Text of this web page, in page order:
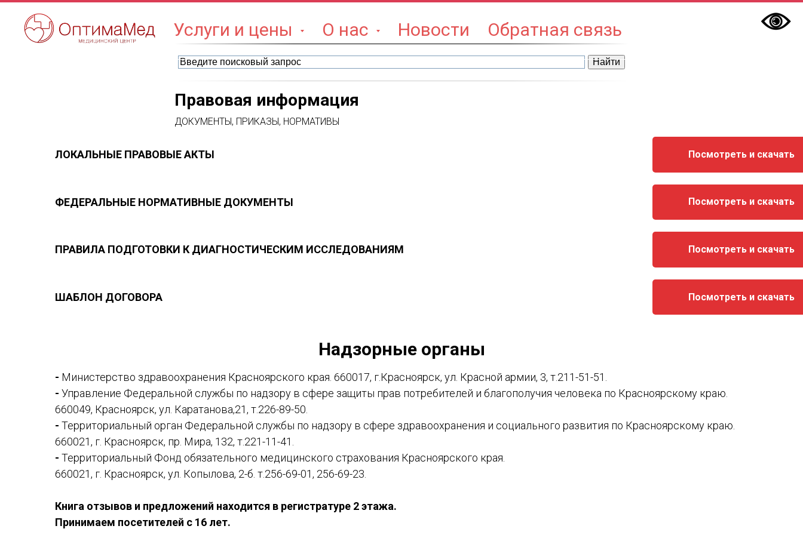
Услуги и цены О нас Новости Обратная связь
Правовая информация
ДОКУМЕНТЫ, ПРИКАЗЫ, НОРМАТИВЫ
ЛОКАЛЬНЫЕ ПРАВОВЫЕ АКТЫ Посмотреть и скачать
ФЕДЕРАЛЬНЫЕ НОРМАТИВНЫЕ ДОКУМЕНТЫ Посмотреть и скачать
ПРАВИЛА ПОДГОТОВКИ К ДИАГНОСТИЧЕСКИМ ИССЛЕДОВАНИЯМ Посмотреть и скачать
ШАБЛОН ДОГОВОРА Посмотреть и скачать
Надзорные органы
- Министерство здравоохранения Красноярского края. 660017, г.Красноярск, ул. Красной армии, 3, т.211-51-51.
- Управление Федеральной службы по надзору в сфере защиты прав потребителей и благополучия человека по Красноярскому краю.
660049, Красноярск, ул. Каратанова,21, т.226-89-50.
- Территориальный орган Федеральной службы по надзору в сфере здравоохранения и социального развития по Красноярскому краю.
660021, г. Красноярск, пр. Мира, 132, т.221-11-41.
- Территориальный Фонд обязательного медицинского страхования Красноярского края.
660021, г. Красноярск, ул. Копылова, 2-б. т.256-69-01, 256-69-23.
Книга отзывов и предложений находится в регистратуре 2 этажа.
Принимаем посетителей с 16 лет.